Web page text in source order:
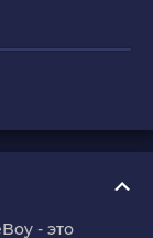
- это